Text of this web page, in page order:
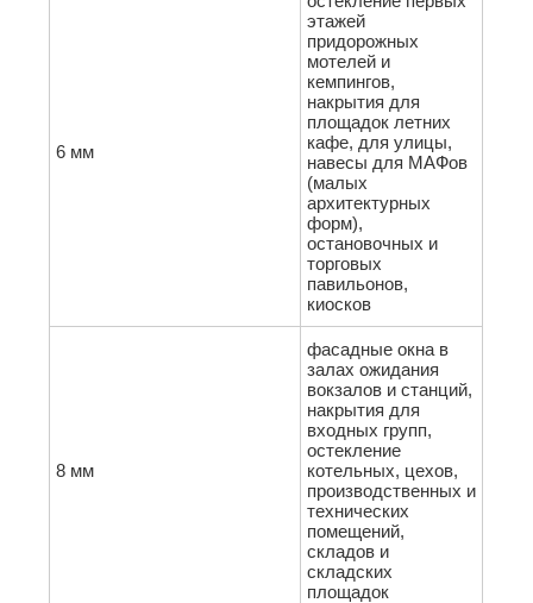
6 мм
этажей
придорожных
мотелей и
кемпингов,
накрытия для
площадок летних
кафе, для улицы,
навесы для МАФов
(малых
архитектурных
форм),
остановочных и
торговых
павильонов,
киосков
8 мм
фасадные окна в
залах ожидания
вокзалов и станций,
накрытия для
входных групп,
остекление
котельных, цехов,
производственных и
технических
помещений,
складов и
складских
площадок